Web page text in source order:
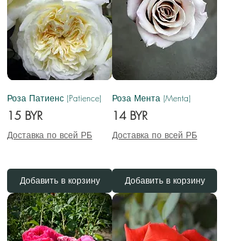
Роза Патиенс (Patience)
Цена
15 BYR
Доставка по всей РБ
Добавить в корзину
Роза Мента (Menta)
Цена
14 BYR
Доставка по всей РБ
Добавить в корзину